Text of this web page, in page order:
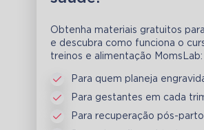
Obtenha materiais gratuitos
e descubra como funciona o
treinos e alimentação MomsLab:
Para quem planeja
Para gestantes em cada
Para recuperação pós-